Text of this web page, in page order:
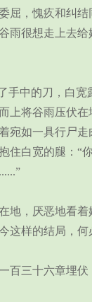
屈，愧疚和纠
雨很想走上去
中的刀，白宽
上将谷雨压伏在
宛如一具行尸走
住白宽的腿：“
，厌恶地看着
这样的结局，何
三十六章埋伏